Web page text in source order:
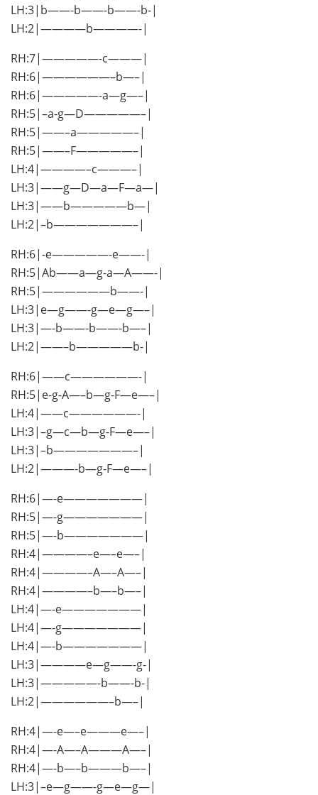
LH:3|b——-b——-b——-b-|
LH:2|————b————-|
RH:7|—————-c———|
RH:6|——————–b—–|
RH:6|—————-a—g—–|
RH:5|–a-g—D—————–|
RH:5|——–a—————–|
RH:5|——–F—————–|
LH:4|————–c———–|
LH:3|——g—D—a—F—a—|
LH:3|——b—————b—|
LH:2|–b———————–|
RH:6|-e—————-e——-|
RH:5|Ab——a—g-a—A——-|
RH:5|——————b——-|
LH:3|e—g——-g—e—g—–|
LH:3|—-b——-b——-b—–|
LH:2|——–b—————b-|
RH:6|——c——————-|
RH:5|e-g-A—–b—g-F—e—–|
LH:4|——c——————-|
LH:3|–g—c—b—g-F—e—–|
LH:3|–b———————–|
LH:2|———-b—g-F—e—–|
RH:6|—-e———————|
RH:5|—-g———————|
RH:5|—-b———————|
RH:4|————–e—–e—–|
RH:4|————–A—–A—–|
RH:4|————–b—–b—–|
LH:4|—-e———————|
LH:4|—-g———————|
LH:4|—-b———————|
LH:3|————e—g——-g-|
LH:3|—————-b——-b-|
LH:2|——————–b—–|
RH:4|—-e—–e———e—–|
RH:4|—-A—–A———A—–|
RH:4|—-b—–b———b—–|
LH:3|–e—g——-g—e—g—|